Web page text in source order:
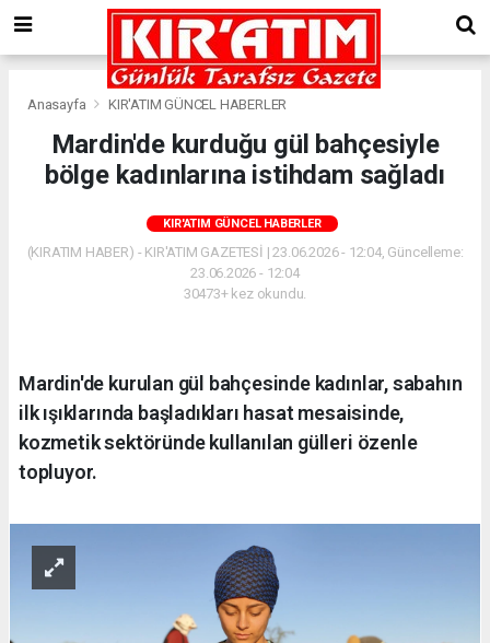
Anasayfa KIR'ATIM GÜNCEL HABERLER
Mardin'de kurduğu gül bahçesiyle
bölge kadınlarına istihdam sağladı
KIR'ATIM GÜNCEL HABERLER
(KIRATIM HABER) - KIR'ATIM GAZETESİ | 23.06.2026 - 12:04, Güncelleme:
23.06.2026 - 12:04
30473+ kez okundu.
Mardin'de kurulan gül bahçesinde kadınlar, sabahın
ilk ışıklarında başladıkları hasat mesaisinde,
kozmetik sektöründe kullanılan gülleri özenle
topluyor.